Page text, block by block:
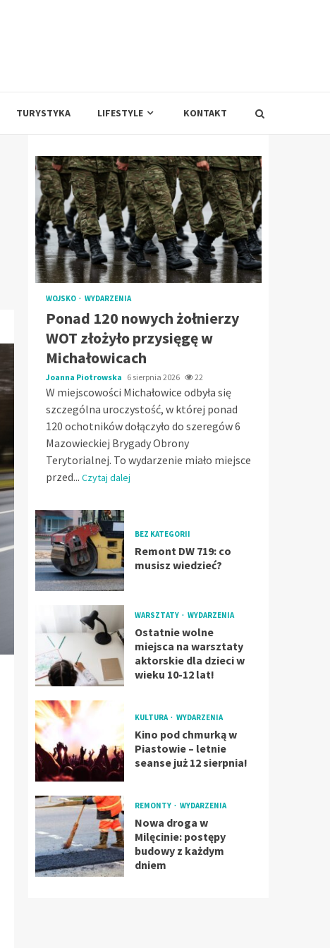
TURYSTYKA LIFESTYLE KONTAKT
WOJSKO WYDARZENIA
Ponad 120 nowych żołnierzy
WOT złożyło przysięgę w
Michałowicach
Joanna Piotrowska 6 sierpnia 2026 22
W miejscowości Michałowice odbyła się
szczególna uroczystość, w której ponad
120 ochotników dołączyło do szeregów 6
Mazowieckiej Brygady Obrony
Terytorialnej. To wydarzenie miało miejsce
przed... Czytaj dalej
BEZ KATEGORII
Remont DW 719: co
musisz wiedzieć?
WARSZTATY WYDARZENIA
Ostatnie wolne
miejsca na warsztaty
aktorskie dla dzieci w
wieku 10-12 lat!
KULTURA WYDARZENIA
Kino pod chmurką w
Piastowie – letnie
seanse już 12 sierpnia!
REMONTY WYDARZENIA
Nowa droga w
Milęcinie: postępy
budowy z każdym
dniem